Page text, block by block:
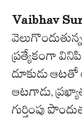
Vaibhav
ప్రత్యేకంగా
దూకుడు ఆటతో
ఆటగాడు,
గుర్తింపు